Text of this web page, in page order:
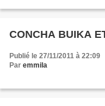
CONCHA BUIKA
Publié le 27/11/2011 à 22:09
Par emmila